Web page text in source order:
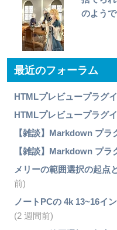
のよう
最近のフォーラム
HTMLプレビュープラグ
HTMLプレビュープラグ
【雑談】Markdown プラ
【雑談】Markdown プラ
メリーの範囲選択の起点
前)
ノートPCの 4k 13~16イ
(2 週間前)